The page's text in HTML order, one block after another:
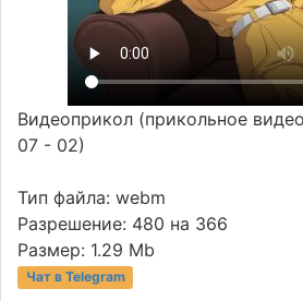
Видеоприкол (прикольное
07 - 02)
Тип файла: webm
Разрешение: 480 на 366
Размер: 1.29 Mb
Чат в Telegram